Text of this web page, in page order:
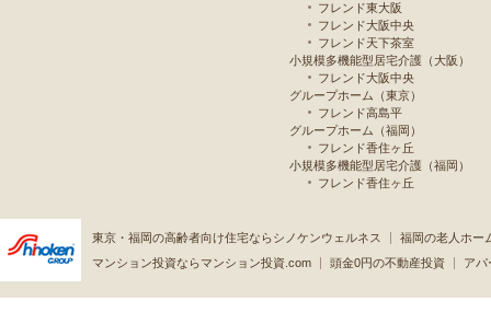
フレンド東大阪
フレンド大阪中央
フレンド天下茶室
小規模多機能型居宅介護（大阪）
フレンド大阪中央
グループホーム（東京）
フレンド高島平
グループホーム（福岡）
フレンド香住ヶ丘
小規模多機能型居宅介護（福岡）
フレンド香住ヶ丘
東京・福岡の高齢者向け住宅ならシノケンウェルネス
福岡の老人ホー
マンション投資ならマンション投資.com
頭金0円の不動産投資 アパ